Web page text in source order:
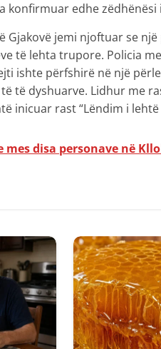
konfirmuar edhe zëdhënësi
Gjakovë jemi njoftuar se
të lehta trupore. Policia
ishte përfshirë në një
të dyshuarve. Lidhur me
inicuar rast “Lëndim i
mes disa personave në